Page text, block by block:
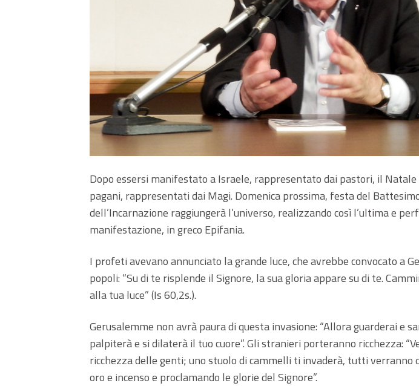
Dopo essersi manifestato a Israele, rappresentato dai pastori, il
pagani, rappresentati dai Magi. Domenica prossima, festa del
dell’Incarnazione raggiungerà l’universo, realizzando così l’ultima e
manifestazione, in greco Epifania.
I profeti avevano annunciato la grande luce, che avrebbe convocato a
popoli: “Su di te risplende il Signore, la sua gloria appare su di te.
alla tua luce” (Is 60,2s.).
Gerusalemme non avrà paura di questa invasione: “Allora guarderai e
palpiterà e si dilaterà il tuo cuore”. Gli stranieri porteranno ricchezza:
ricchezza delle genti; uno stuolo di cammelli ti invaderà, tutti verranno
oro e incenso e proclamando le glorie del Signore”.